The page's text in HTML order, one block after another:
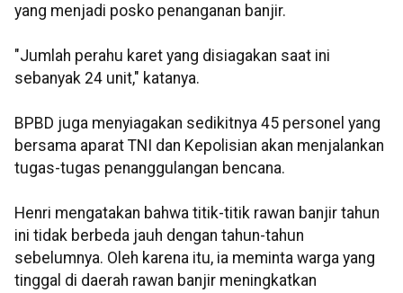
yang menjadi posko penanganan banjir.
"Jumlah perahu karet yang disiagakan saat ini
sebanyak 24 unit," katanya.
BPBD juga menyiagakan sedikitnya 45 personel yang
bersama aparat TNI dan Kepolisian akan menjalankan
tugas-tugas penanggulangan bencana.
Henri mengatakan bahwa titik-titik rawan banjir tahun
ini tidak berbeda jauh dengan tahun-tahun
sebelumnya. Oleh karena itu, ia meminta warga yang
tinggal di daerah rawan banjir meningkatkan